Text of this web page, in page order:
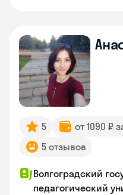
5 от 1090 ₽
5 отзывов
Волгоградский
педагогический